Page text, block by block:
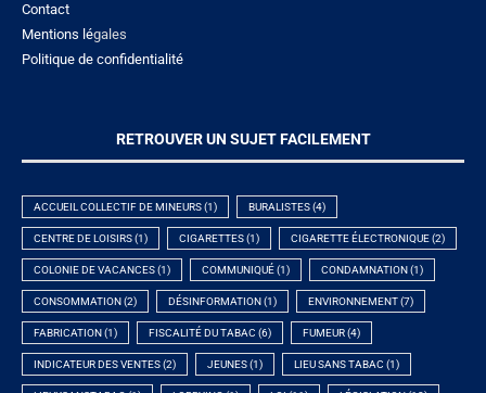
Contact
Mentions légales
Politique de confidentialité
RETROUVER UN SUJET FACILEMENT
ACCUEIL COLLECTIF DE MINEURS(1) BURALISTES(4)
CENTRE DE LOISIRS(1) CIGARETTES(1) CIGARETTE ÉLECTRONIQUE(2)
COLONIE DE VACANCES(1) COMMUNIQUÉ(1) CONDAMNATION (1)
CONSOMMATION (2) DÉSINFORMATION (1) ENVIRONNEMENT(7)
FABRICATION (1) FISCALITÉ DU TABAC (6) FUMEUR(4)
INDICATEUR DES VENTES(2) JEUNES(1) LIEU SANS TABAC (1)